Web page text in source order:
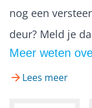
nog een
deur? Meld je
Meer weten
Lees meer